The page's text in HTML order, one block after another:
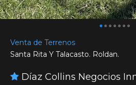
Venta de Terrenos
Santa Rita Y Talacasto. Roldan.
Díaz Collins Negocios